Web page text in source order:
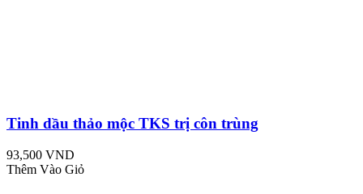
Tinh dầu thảo mộc TKS trị côn trùng
93,500 VND
Thêm Vào Giỏ